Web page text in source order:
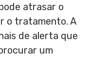
atrasar o
o tratamento. A
de alerta que
um